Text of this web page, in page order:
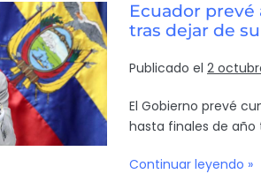
Ecuador prevé
tras dejar de
Publicado el 2
El Gobierno prevé
hasta finales de año
Continuar leyendo »